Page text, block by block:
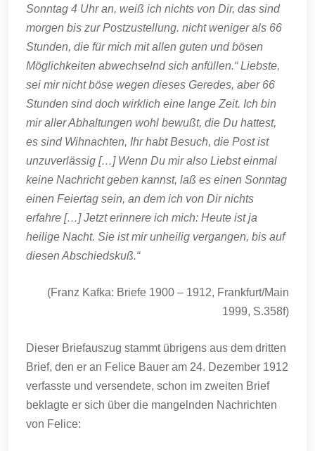
Sonntag 4 Uhr an, weiß ich nichts von Dir, das sind
morgen bis zur Postzustellung. nicht weniger als 66
Stunden, die für mich mit allen guten und bösen
Möglichkeiten abwechselnd sich anfüllen.“ Liebste,
sei mir nicht böse wegen dieses Geredes, aber 66
Stunden sind doch wirklich eine lange Zeit. Ich bin
mir aller Abhaltungen wohl bewußt, die Du hattest,
es sind Wihnachten, Ihr habt Besuch, die Post ist
unzuverlässig […] Wenn Du mir also Liebst einmal
keine Nachricht geben kannst, laß es einen Sonntag
einen Feiertag sein, an dem ich von Dir nichts
erfahre […] Jetzt erinnere ich mich: Heute ist ja
heilige Nacht. Sie ist mir unheilig vergangen, bis auf
diesen Abschiedskuß.“
(Franz Kafka: Briefe 1900 – 1912, Frankfurt/Main
1999, S.358f)
Dieser Briefauszug stammt übrigens aus dem dritten
Brief, den er an Felice Bauer am 24. Dezember 1912
verfasste und versendete, schon im zweiten Brief
beklagte er sich über die mangelnden Nachrichten
von Felice: